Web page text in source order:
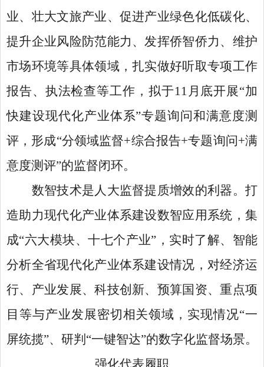
业、壮大文旅产业、促进产业绿色化低碳化、
提升企业风险防范能力、发挥侨智侨力、维护
市场环境等具体领域，扎实做好听取专项工作
报告、执法检查等工作，拟于11月底开展“加
快建设现代化产业体系”专题询问和满意度测
评，形成“分领域监督+综合报告+专题询问+满
意度测评”的监督闭环。
数智技术是人大监督提质增效的利器。打
造助力现代化产业体系建设数智应用系统，集
成“六大模块、十七个产业”，实时了解、智能
分析全省现代化产业体系建设情况，对经济运
行、产业发展、科技创新、预算国资、重点项
目等与产业发展密切相关领域，实现情况“一
屏统揽”、研判“一键智达”的数字化监督场景。